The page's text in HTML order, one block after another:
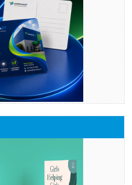
postales.
Comprar